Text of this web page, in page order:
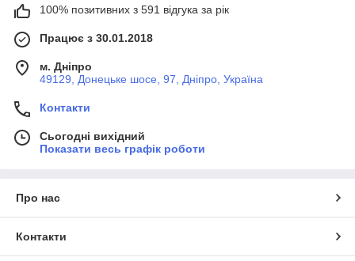
100% позитивних з 591 відгука за рік
Працює з 30.01.2018
м. Дніпро
49129, Донецьке шосе, 97, Дніпро, Україна
Контакти
Сьогодні вихідний
Показати весь графік роботи
Про нас
Контакти